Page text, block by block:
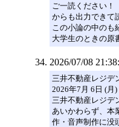
ご一読ください
からも出力できて
この小論の中のも
大学生のときの原
2026/07/08
三井不動産レジデ
2026年7月 6日 (月)
三井不動産レジデ
あいかわらず、本
作・音声制作に没